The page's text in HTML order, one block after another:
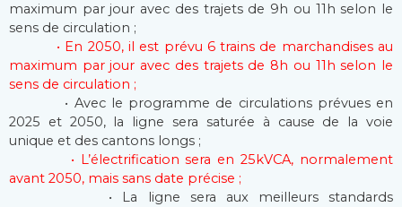
maximum par jour avec des trajets de 9h ou 11h selon le
sens de circulation ;
• En 2050, il est prévu 6 trains de marchandises au
maximum par jour avec des trajets de 8h ou 11h selon le
sens de circulation ;
• Avec le programme de circulations prévues en
2025 et 2050, la ligne sera saturée à cause de la voie
unique et des cantons longs ;
• L’électrification sera en 25kVCA, normalement
avant 2050, mais sans date précise ;
• La ligne sera aux meilleurs standards